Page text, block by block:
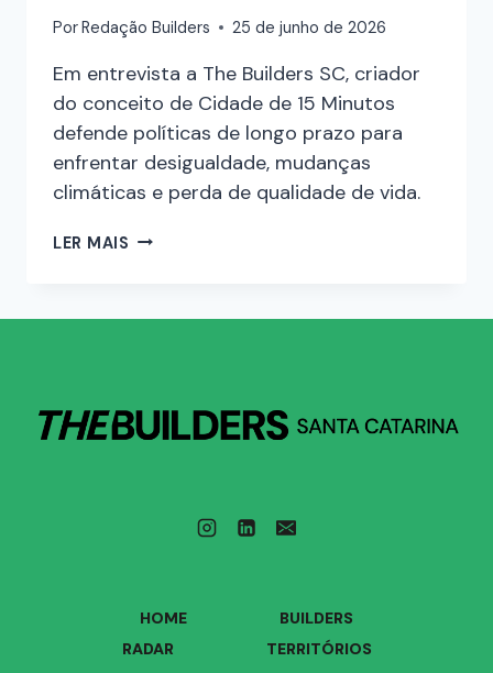
PorRedação Builders 25 de junho de 2026
Em entrevista a The Builders SC, criador
do conceito de Cidade de 15 Minutos
defende políticas de longo prazo para
enfrentar desigualdade, mudanças
climáticas e perda de qualidade de vida.
LER MAIS
HOME
BUILDERS
RADAR
TERRITÓRIOS